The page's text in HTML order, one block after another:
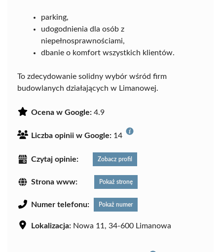
parking,
udogodnienia dla osób z
niepełnosprawnościami,
dbanie o komfort wszystkich klientów.
To zdecydowanie solidny wybór wśród firm
budowlanych działających w Limanowej.
Ocena w Google: 4.9
Liczba opinii w Google: 14
Czytaj opinie: Zobacz profil
Strona www: Pokaż stronę
Numer telefonu: Pokaż numer
Lokalizacja: Nowa 11, 34-600 Limanowa